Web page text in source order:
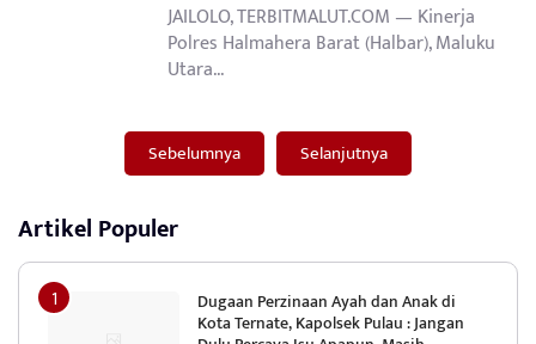
JAILOLO, TERBITMALUT.COM — Kinerja
Polres Halmahera Barat (Halbar), Maluku
Utara...
Sebelumnya Selanjutnya
Artikel Populer
Dugaan Perzinaan Ayah dan Anak di
Kota Ternate, Kapolsek Pulau : Jangan